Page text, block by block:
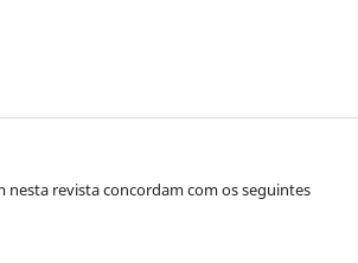
nesta revista concordam com os seguintes